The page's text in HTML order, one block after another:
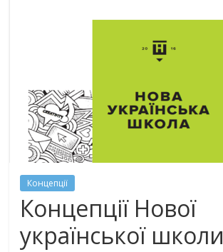
Концепції
Концепції Нової
української школи